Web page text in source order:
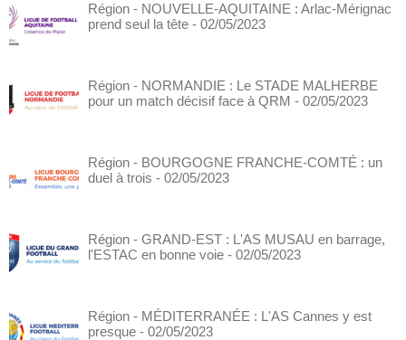
Région - NOUVELLE-AQUITAINE : Arlac-Mérignac
prend seul la tête - 02/05/2023
Région - NORMANDIE : Le STADE MALHERBE
pour un match décisif face à QRM - 02/05/2023
Région - BOURGOGNE FRANCHE-COMTÉ : un
duel à trois - 02/05/2023
Région - GRAND-EST : L'AS MUSAU en barrage,
l'ESTAC en bonne voie - 02/05/2023
Région - MÉDITERRANÉE : L'AS Cannes y est
presque - 02/05/2023